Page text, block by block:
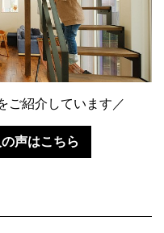
ご紹介しています／
声はこちら